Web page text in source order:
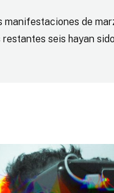
de
seis hayan